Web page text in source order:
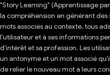
"Story Learning" (Apprentissage
la compréhension en générant
mots associés au contexte, tous
l'utilisateur et à ses informations
d'intérêt et sa profession. Les
un antonyme et un mot associé
de relier le nouveau mot à leurs